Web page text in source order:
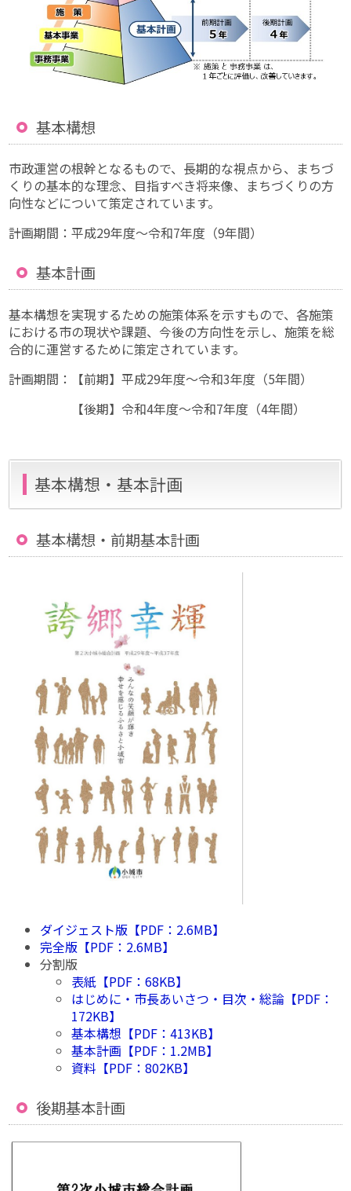
基本構想
市政運営の根幹となるもので、長期的な視点から、まちづ
くりの基本的な理念、目指すべき将来像、まちづくりの方
向性などについて策定されています。
計画期間：平成29年度〜令和7年度（9年間）
基本計画
基本構想を実現するための施策体系を示すもので、各施策
における市の現状や課題、今後の方向性を示し、施策を総
合的に運営するために策定されています。
計画期間：【前期】平成29年度〜令和3年度（5年間）
【後期】令和4年度〜令和7年度（4年間）
基本構想・基本計画
基本構想・前期基本計画
ダイジェスト版【PDF：2.6MB】
完全版【PDF：2.6MB】
分割版
表紙【PDF：68KB】
はじめに・市長あいさつ・目次・総論【PDF：
172KB】
基本構想【PDF：413KB】
基本計画【PDF：1.2MB】
資料【PDF：802KB】
後期基本計画